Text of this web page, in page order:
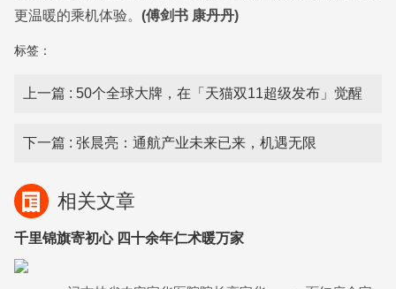
更温暖的乘机体验。 (傅剑书 康丹丹)
标签：
上一篇 : 50个全球大牌，在「天猫双11超级发布」觉醒
下一篇 : 张晨亮：通航产业未来已来，机遇无限
相关文章
千里锦旗寄初心 四十余年仁术暖万家